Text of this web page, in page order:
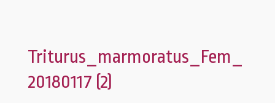
Triturus_marmoratus_Fem_
20180117 (2)